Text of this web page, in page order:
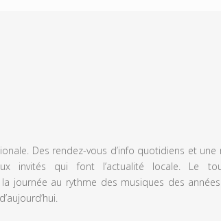
Des rendez-vous d’info quotidiens et
invités qui font l’actualité locale. Le
journée au rythme des musiques des années